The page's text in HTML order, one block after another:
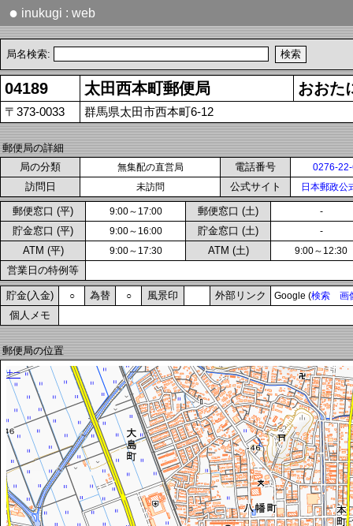
● inukugi : web
局名検索:
04189 太田西本町郵便局 おおた
〒373-0033 群馬県太田市西本町6-12
郵便局の詳細
局の分類
無集配の直営局 電話番号 0276-
訪問日 未訪問 公式サイト 日本郵政公
郵便窓口 (平) 9:00～17:00 郵便窓口 (土) -
貯金窓口 (平) 9:00～16:00 貯金窓口 (土) -
ATM (平) 9:00～17:30 ATM (土) 9:00～12:30
営業日の特例等
貯金(入金) ○ 為替 ○ 風景印 外部リンク Google (検索 画
個人メモ
郵便局の位置